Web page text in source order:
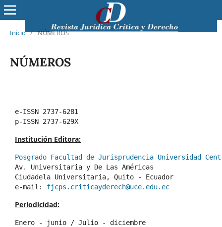
Inicio / NÚMEROS
NÚMEROS
e-ISSN 2737-6281
p-ISSN 2737-629X
Institución Editora:
Posgrado Facultad de Jurisprudencia Universidad
Av. Universitaria y De Las Américas
Ciudadela Universitaria, Quito - Ecuador
e-mail: fjcps.criticayderech@uce.edu.ec
Periodicidad:
Enero - junio / Julio - diciembre